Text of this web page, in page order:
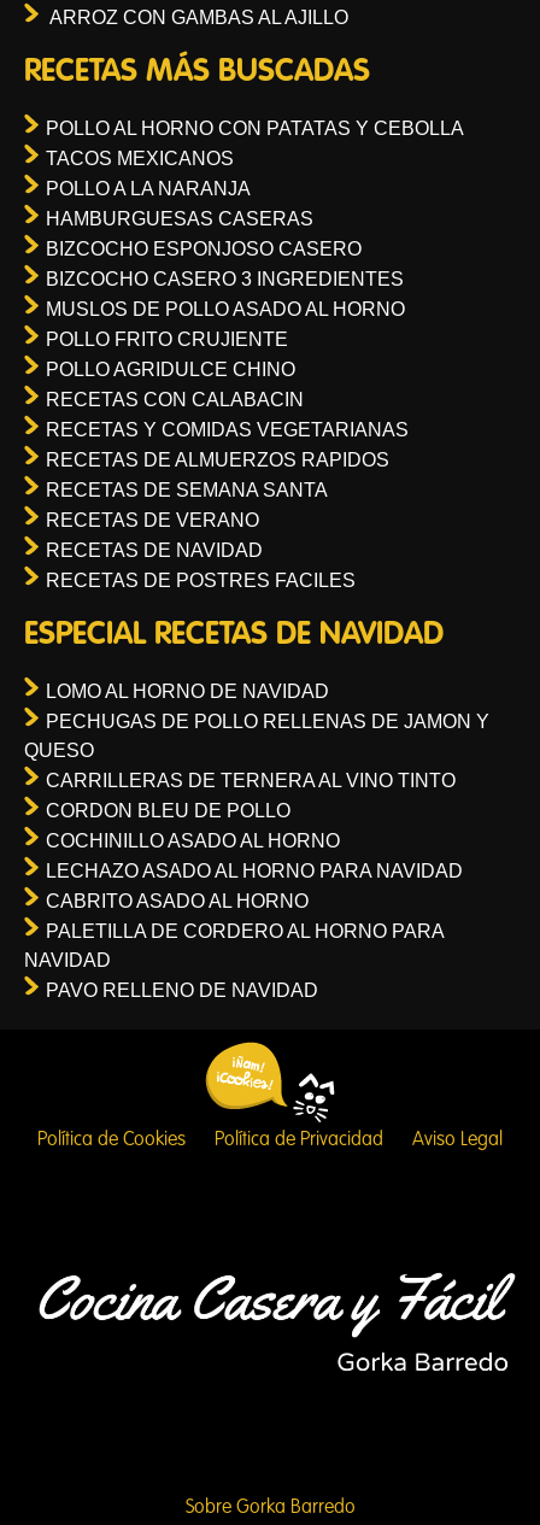
ARROZ CON GAMBAS AL AJILLO
RECETAS MÁS BUSCADAS
POLLO AL HORNO CON PATATAS Y CEBOLLA
TACOS MEXICANOS
POLLO A LA NARANJA
HAMBURGUESAS CASERAS
BIZCOCHO ESPONJOSO CASERO
BIZCOCHO CASERO 3 INGREDIENTES
MUSLOS DE POLLO ASADO AL HORNO
POLLO FRITO CRUJIENTE
POLLO AGRIDULCE CHINO
RECETAS CON CALABACIN
RECETAS Y COMIDAS VEGETARIANAS
RECETAS DE ALMUERZOS RAPIDOS
RECETAS DE SEMANA SANTA
RECETAS DE VERANO
RECETAS DE NAVIDAD
RECETAS DE POSTRES FACILES
ESPECIAL RECETAS DE NAVIDAD
LOMO AL HORNO DE NAVIDAD
PECHUGAS DE POLLO RELLENAS DE JAMON Y
QUESO
CARRILLERAS DE TERNERA AL VINO TINTO
CORDON BLEU DE POLLO
COCHINILLO ASADO AL HORNO
LECHAZO ASADO AL HORNO PARA NAVIDAD
CABRITO ASADO AL HORNO
PALETILLA DE CORDERO AL HORNO PARA
NAVIDAD
PAVO RELLENO DE NAVIDAD
Política de Cookies Política de Privacidad Aviso Legal
Sobre Gorka Barredo